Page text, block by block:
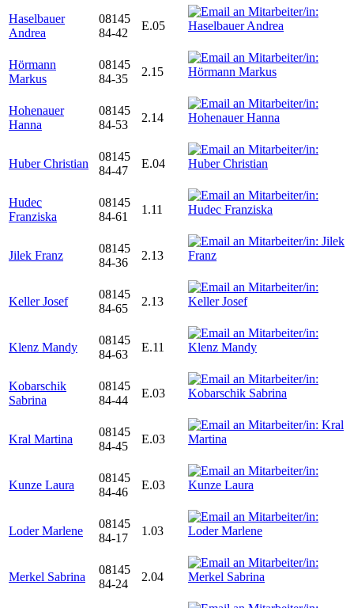
Haselbauer
Andrea
08145
84-42
E.05
Hörmann
Markus
08145
84-35
2.15
Hohenauer
Hanna
08145
84-53
2.14
Huber Christian
08145
84-47
E.04
Hudec
Franziska
08145
84-61
1.11
Jilek Franz
08145
84-36
2.13
Keller Josef
08145
84-65
2.13
Klenz Mandy
08145
84-63
E.11
Kobarschik
Sabrina
08145
84-44
E.03
Kral Martina
08145
84-45
E.03
Kunze Laura
08145
84-46
E.03
Loder Marlene
08145
84-17
1.03
Merkel Sabrina
08145
84-24
2.04